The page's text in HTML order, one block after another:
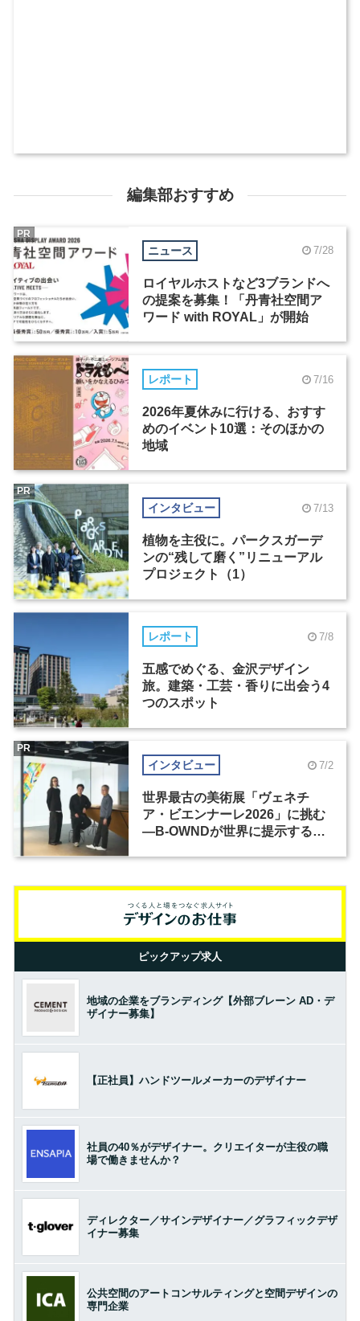
編集部おすすめ
ニュース 7/28
ロイヤルホストなど3ブランドへ
の提案を募集！「丹青社空間ア
ワード with ROYAL」が開始
PR
レポート 7/16
2026年夏休みに行ける、おすす
めのイベント10選：そのほかの
地域
インタビュー 7/13
植物を主役に。パークスガーデ
ンの“残して磨く”リニューアル
プロジェクト（1）
PR
レポート 7/8
五感でめぐる、金沢デザイン
旅。建築・工芸・香りに出会う4
つのスポット
インタビュー 7/2
世界最古の美術展「ヴェネチ
ア・ビエンナーレ2026」に挑む
―B-OWNDが世界に提示する美
PR
ピックアップ求人
地域の企業をブランディング【外部ブレーン AD・デ
ザイナー募集】
【正社員】ハンドツールメーカーのデザイナー
社員の40％がデザイナー。クリエイターが主役の職
場で働きませんか？
ディレクター／サインデザイナー／グラフィックデザ
イナー募集
公共空間のアートコンサルティングと空間デザインの
専門企業